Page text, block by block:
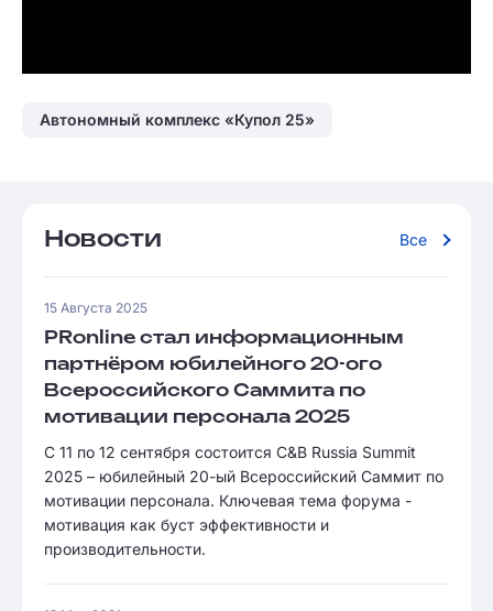
Автономный комплекс «Купол 25»
Новости Все
15 Августа 2025
PRonline стал информационным
партнёром юбилейного 20-ого
Всероссийского Саммита по
мотивации персонала 2025
С 11 по 12 сентября состоится C&B Russia Summit
2025 – юбилейный 20-ый Всероссийский Саммит по
мотивации персонала. Ключевая тема форума -
мотивация как буст эффективности и
производительности.